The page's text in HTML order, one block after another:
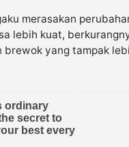
merasakan
lebih kuat,
yang tampak